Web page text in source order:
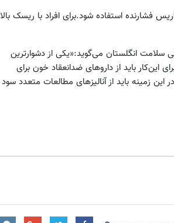
فشارنده استفاده شود.برای افراد با ریسک بالا
انگلستان می‌گوید:«یکی از دشوارترین
باید از داروهای ضدانعقاد خون برای
زمینه باید از آنالیزهای مطالعات متعدد سود